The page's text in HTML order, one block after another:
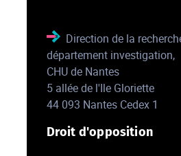
Direction de la
département investigation,
CHU de Nantes
5 allée de l'Ile Gloriette
44 093 Nantes Cedex 1
Droit d'opposition